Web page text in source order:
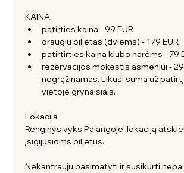
KAINA:
patirties kaina - 99 EUR
draugių bilietas (dviems) - 179 EUR
patirtirties kaina klubo narėms - 79
rezervacijos mokestis asmeniui - 29
negrąžinamas. Likusi suma už
vietoje grynaisiais.
Lokacija
Renginys vyks Palangoje, lokaciją
įsigijusioms bilietus.
Nekantrauju pasimatyti ir susikurti